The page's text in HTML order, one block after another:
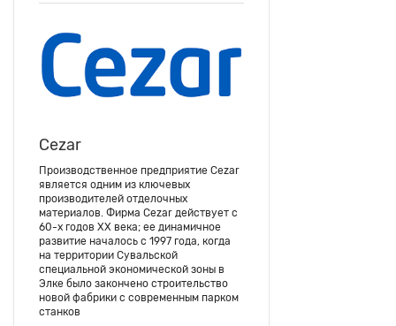
Cezar
Производственное предприятие Cezar
является одним из ключевых
производителей отделочных
материалов. Фирма Cezar действует с
60-х годов ХХ века; ее динамичное
развитие началось с 1997 года, когда
на территории Сувальской
специальной экономической зоны в
Элке было закончено строительство
новой фабрики с современным парком
станков